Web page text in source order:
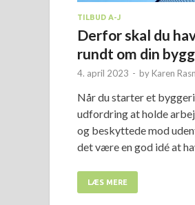
TILBUD A-J
Derfor skal du
rundt om din
4. april 2023 - by Karen
Når du starter et
udfordring at holde
og beskyttede mod
det være en god idé at
LÆS MERE